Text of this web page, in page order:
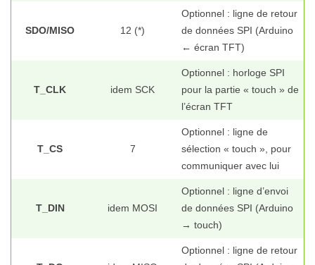
SDO/MISO 12 (*)
Optionnel : ligne de retour
de données SPI (Arduino
← écran TFT)
T_CLK idem SCK
Optionnel : horloge SPI
pour la partie « touch » de
l’écran TFT
T_CS 7
Optionnel : ligne de
sélection « touch », pour
communiquer avec lui
T_DIN idem MOSI
Optionnel : ligne d’envoi
de données SPI (Arduino
→ touch)
Optionnel : ligne de retour